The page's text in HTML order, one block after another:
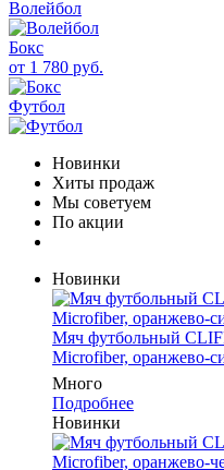
Волейбол
Бокс
от 1 780 руб.
Футбол
Новинки
Хиты продаж
Мы советуем
По акции
Новинки
Мяч футбольный
Microfiber, оранжево-
Много
Подробнее
Новинки